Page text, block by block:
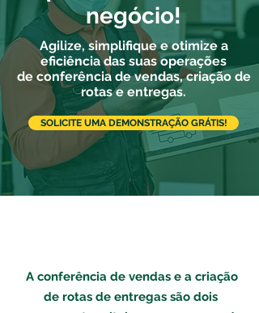
negócio!
Agilize, simplifique e otimize a
eficiência das suas operações
de conferência de vendas, criação de
rotas e entregas.
SOLICITE UMA DEMONSTRAÇÃO GRÁTIS!
A conferência de vendas e a criação
de rotas de entregas são dois